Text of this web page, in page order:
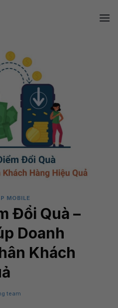
MOBILE
Đổi Quà –
Doanh
Khách
team